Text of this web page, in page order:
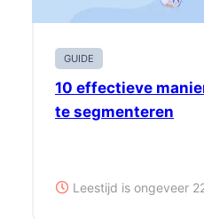
GUIDE
10 effectieve
te segmenteren
Leestijd is ongeveer